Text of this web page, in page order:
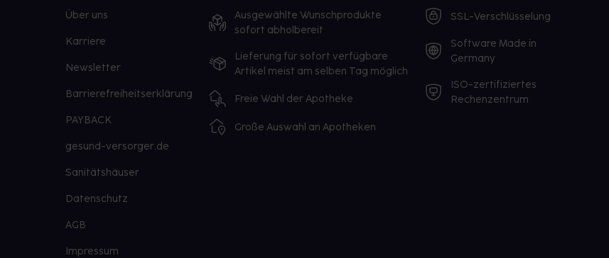
Über uns
Karriere
Newsletter
Barrierefreiheitserklärung
PAYBACK
gesund-versorger.de
Sanitätshäuser
Datenschutz
AGB
Impressum
Ausgewählte Wunschprodukte
sofort abholbereit
Lieferung für sofort verfügbare
Artikel meist am selben Tag möglich
Freie Wahl der Apotheke
Große Auswahl an Apotheken
SSL-Verschlüsselung
Software Made in
Germany
ISO-zertifiziertes
Rechenzentrum